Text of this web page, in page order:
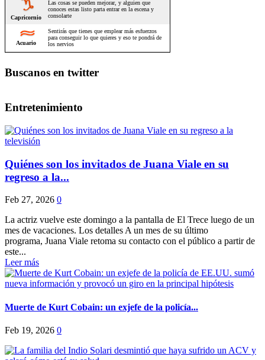
Buscanos en twitter
Entretenimiento
Quiénes son los invitados de Juana Viale en su
regreso a la...
Feb 27, 2026 0
La actriz vuelve este domingo a la pantalla de El Trece luego de un
mes de vacaciones. Los detalles A un mes de su último
programa, Juana Viale retoma su contacto con el público a partir de
este...
Leer más
Muerte de Kurt Cobain: un exjefe de la policía...
Feb 19, 2026 0